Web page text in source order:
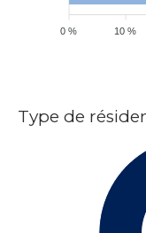
10 %
0 %
Type de